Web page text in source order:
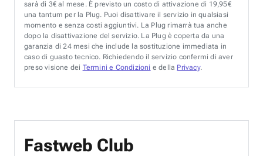
sarà di 3€ al mese. È previsto un costo di attivazione di 19,95€
una tantum per la Plug. Puoi disattivare il servizio in qualsiasi
momento e senza costi aggiuntivi. La Plug rimarrà tua anche
dopo la disattivazione del servizio. La Plug è coperta da una
garanzia di 24 mesi che include la sostituzione immediata in
caso di guasto tecnico. Richiedendo il servizio confermi di aver
preso visione dei Termini e Condizioni e della Privacy.
Fastweb Club